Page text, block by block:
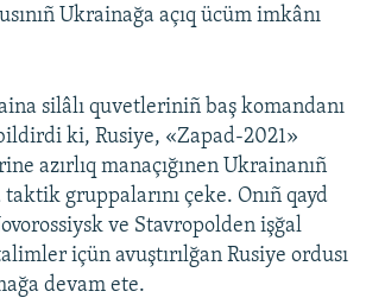
Ukrainağa açıq ücüm imkânı
silâlı quvetleriniñ baş komandanı
ki, Rusiye, «Zapad-2021»
azırlıq manaçığınen Ukrainanıñ
taktik gruppalarını çeke. Onıñ qayd
ve Stavropolden işğal
içün avuştırılğan Rusiye ordusı
devam ete.